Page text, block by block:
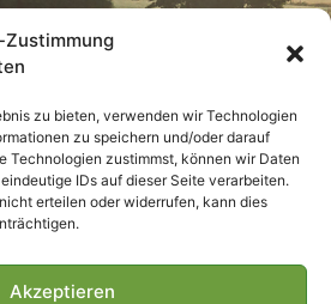
Zustimmung
zu bieten, verwenden wir Technologien
zu speichern und/oder darauf
Technologien zustimmst, können wir Daten
IDs auf dieser Seite verarbeiten.
erteilen oder widerrufen, kann dies
Akzeptieren